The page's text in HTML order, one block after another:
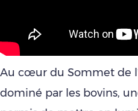
Au cœur du Sommet de
dominé par les bovins,